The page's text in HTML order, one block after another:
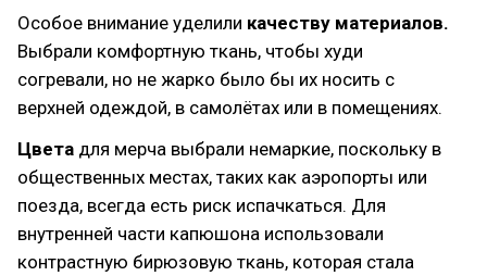
Особое внимание уделили качеству материалов.
Выбрали комфортную ткань, чтобы худи
согревали, но не жарко было бы их носить с
верхней одеждой, в самолётах или в помещениях.
Цвета для мерча выбрали немаркие, поскольку в
общественных местах, таких как аэропорты или
поезда, всегда есть риск испачкаться. Для
внутренней части капюшона использовали
контрастную бирюзовую ткань, которая стала